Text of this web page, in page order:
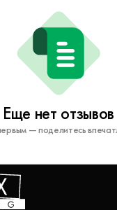
Еще нет отзывов
— поделитесь